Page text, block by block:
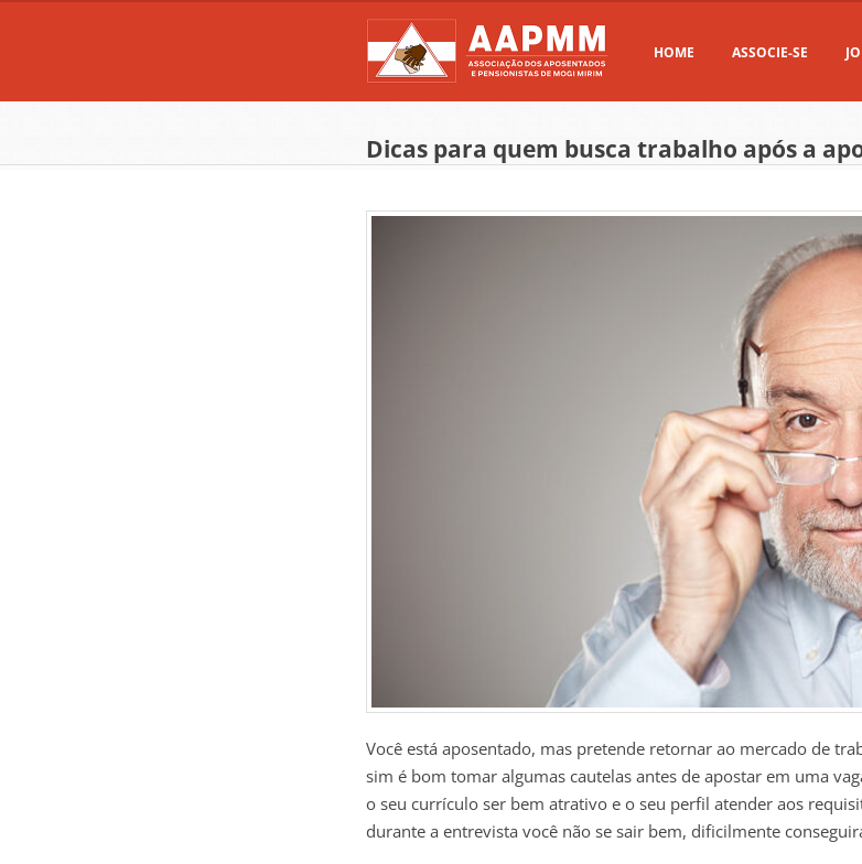
HOME ASSOCIE-SE
Dicas para quem busca trabalho após a
Você está aposentado, mas pretende retornar ao mercado de
sim é bom tomar algumas cautelas antes de apostar em uma
o seu currículo ser bem atrativo e o seu perfil atender aos
durante a entrevista você não se sair bem, dificilmente